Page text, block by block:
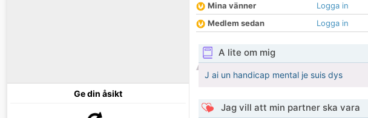
Ge din åsikt
Mina vänner
Logga in
Medlem sedan
Logga in
A lite om mig
J ai un handicap mental je suis dys
Jag vill att min partner ska vara